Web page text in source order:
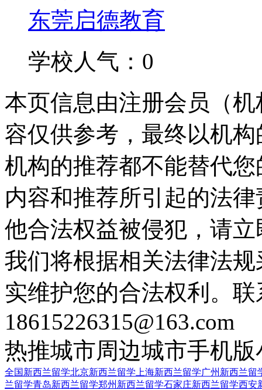
东莞启德教育
学校人气：0
本页信息由注册会员（
容仅供参考，最终以机
机构的推荐都不能替代
内容和推荐所引起的法
他合法权益被侵犯，请
我们将根据相关法律法
实维护您的合法权利。
18615226315@163.com
热推城市周边城市手机版
全国新西兰留学北京新西兰留学 上海新西兰留学广州新西兰留
兰留学青岛新西兰留学郑州新西兰留学石家庄新西兰留学西安